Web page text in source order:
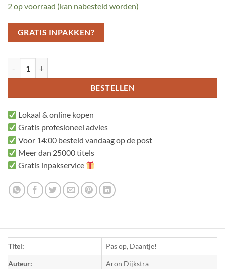
2 op voorraad (kan nabesteld worden)
GRATIS INPAKKEN?
BESTELLEN
Lokaal & online kopen
Gratis profesioneel advies
Voor 14:00 besteld vandaag op de post
Meer dan 25000 titels
Gratis inpakservice
Titel: Pas op, Daantje!
Auteur: Aron Dijkstra